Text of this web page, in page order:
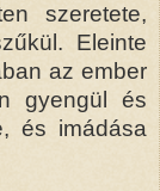
szeretete,
Eleinte
az ember
gyengül és
és imádása